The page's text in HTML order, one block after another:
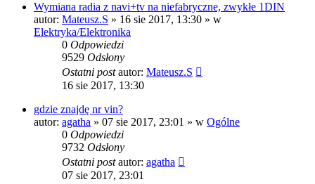
Wymiana radia z navi+tv na niefabryczne, zwykłe 1DIN
autor: Mateusz.S » 16 sie 2017, 13:30 » w
Elektryka/Elektronika
0 Odpowiedzi
9529 Odsłony
Ostatni postautor: Mateusz.S
16 sie 2017, 13:30
gdzie znajdę nr vin?
autor: agatha » 07 sie 2017, 23:01 » w Ogólne
0 Odpowiedzi
9732 Odsłony
Ostatni postautor: agatha
07 sie 2017, 23:01